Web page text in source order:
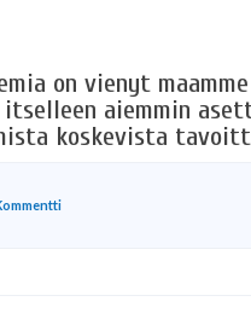
on vienyt
aiemmin
koskevista